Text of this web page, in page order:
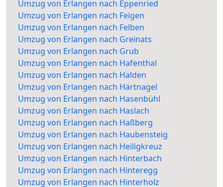
Umzug von Erlangen nach Eppenried
Umzug von Erlangen nach Feigen
Umzug von Erlangen nach Felben
Umzug von Erlangen nach Greinats
Umzug von Erlangen nach Grub
Umzug von Erlangen nach Hafenthal
Umzug von Erlangen nach Halden
Umzug von Erlangen nach Härtnagel
Umzug von Erlangen nach Hasenbühl
Umzug von Erlangen nach Haslach
Umzug von Erlangen nach Haßberg
Umzug von Erlangen nach Haubensteig
Umzug von Erlangen nach Heiligkreuz
Umzug von Erlangen nach Hinterbach
Umzug von Erlangen nach Hinteregg
Umzug von Erlangen nach Hinterholz